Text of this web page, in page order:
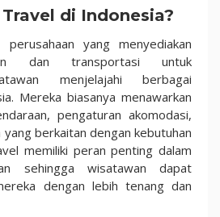
di Indonesia?
perusahaan yang menyediakan
dan transportasi untuk
menjelajahi berbagai
Mereka biasanya menawarkan
pengaturan akomodasi,
berkaitan dengan kebutuhan
memiliki peran penting dalam
sehingga wisatawan dapat
dengan lebih tenang dan